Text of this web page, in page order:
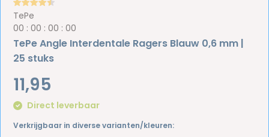
TePe
00 :00 :00 :00
TePe Angle Interdentale Ragers Blauw 0,6 mm |
25 stuks
11,95
Direct leverbaar
Verkrijgbaar in diverse varianten/kleuren: